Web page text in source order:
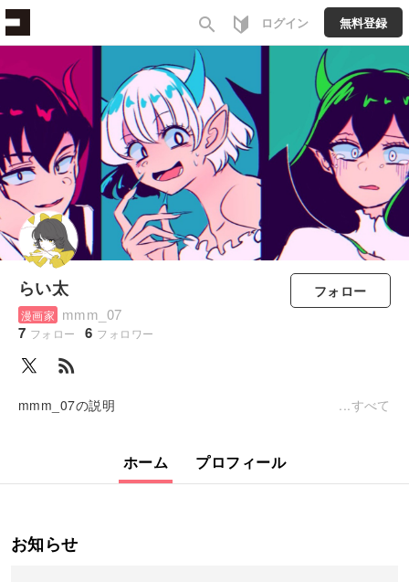
search ログイン 無料登録
らい太
漫画家 mmm_07
7 フォロー 6 フォロワー
フォロー
rss_feed
mmm_07の説明 すべて
ホーム プロフィール
お知らせ